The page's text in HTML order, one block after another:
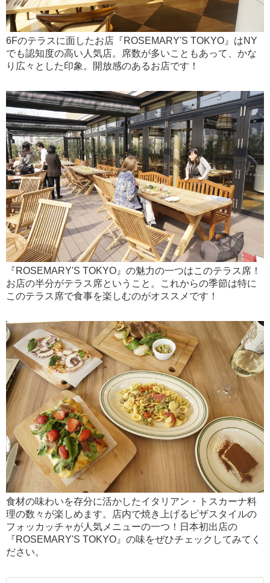
6Fのテラスに面したお店『ROSEMARY'S TOKYO』はNY
でも認知度の高い人気店。席数が多いこともあって、かな
り広々とした印象。開放感のあるお店です！
『ROSEMARY'S TOKYO』の魅力の一つはこのテラス席！
お店の半分がテラス席ということ。これからの季節は特に
このテラス席で食事を楽しむのがオススメです！
食材の味わいを存分に活かしたイタリアン・トスカーナ料
理の数々が楽しめます。店内で焼き上げるピザスタイルの
フォッカッチャが人気メニューの一つ！日本初出店の
『ROSEMARY'S TOKYO』の味をぜひチェックしてみてく
ださい。